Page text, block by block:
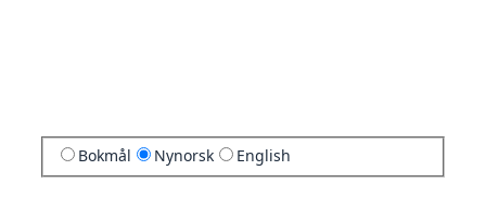
Bokmål Nynorsk English